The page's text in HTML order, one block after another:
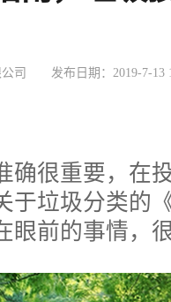
司 发布日期：2019-7-13
确很重要，在
于垃圾分类的
眼前的事情，